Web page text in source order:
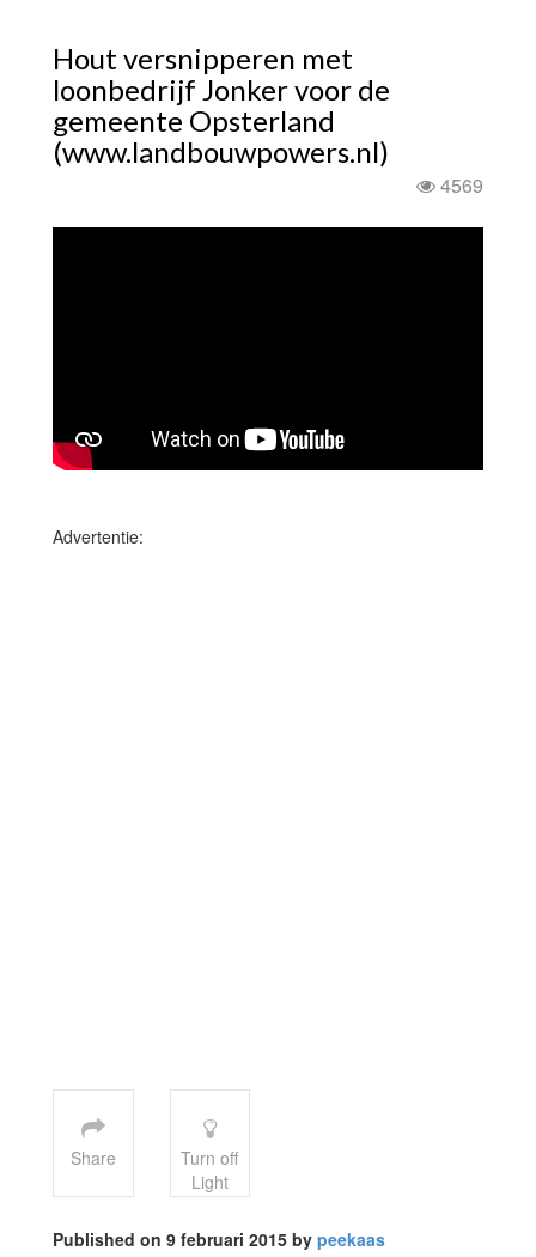
Hout versnipperen met
loonbedrijf Jonker voor de
gemeente Opsterland
(www.landbouwpowers.nl)
4569
Advertentie:
Share
Turn off
Light
Published on 9 februari 2015 by peekaas